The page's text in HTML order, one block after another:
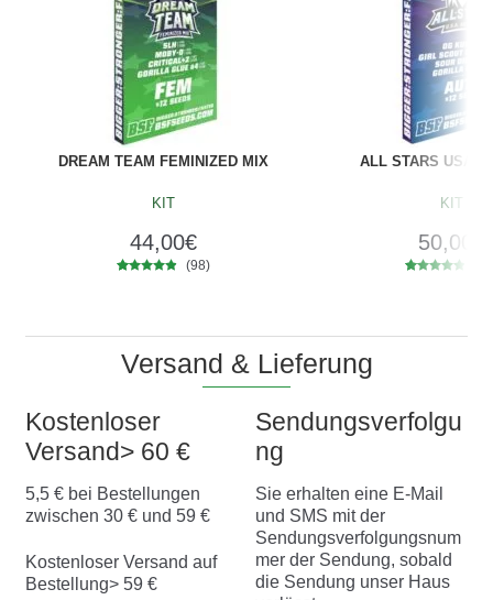
DREAM TEAM FEMINIZED MIX
KIT
44,00€
basierend
auf
Kundenbe
(98)
ALL STARS USA
KIT
50,00
basierend
Versand & Lieferung
Kostenloser
Versand> 60 €
5,5 € bei Bestellungen
zwischen 30 € und 59 €
Kostenloser Versand auf
Bestellung> 59 €
Sendungsverfolgu
ng
Sie erhalten eine E-Mail
und SMS mit der
Sendungsverfolgungsnum
mer der Sendung, sobald
die Sendung unser Haus